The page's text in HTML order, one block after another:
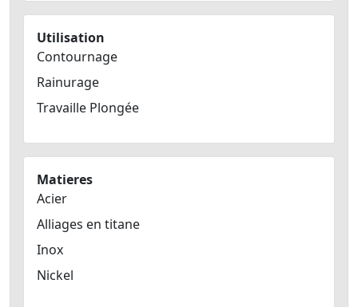
Utilisation
Contournage
Rainurage
Travaille Plongée
Matieres
Acier
Alliages en titane
Inox
Nickel